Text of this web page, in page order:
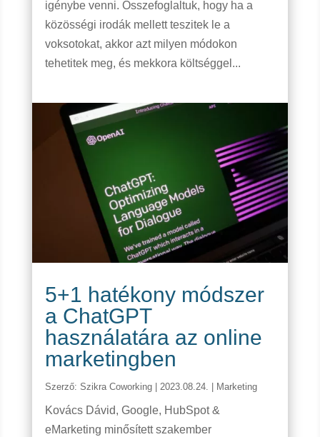
igénybe venni. Összefoglaltuk, hogy ha a
közösségi irodák mellett teszitek le a
voksotokat, akkor azt milyen módokon
tehetitek meg, és mekkora költséggel...
5+1 hatékony módszer
a ChatGPT
használatára az online
marketingben
Szerző: Szikra Coworking| 2023.08.24. Marketing
Kovács Dávid, Google, HubSpot &
eMarketing minősített szakember